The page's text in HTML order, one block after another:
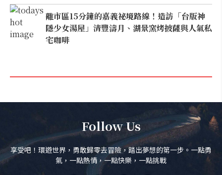
離市區15分鐘的嘉義祕境路線！造訪「台版神
隱少女湯屋」清豐濤月、湖景窯烤披薩與人氣私
宅咖啡
Follow Us
享受吧！環遊世界，勇敢歸零去冒險，踏出夢想的第一步。一點勇
氣，一點熱情，一點快樂，一點挑戰